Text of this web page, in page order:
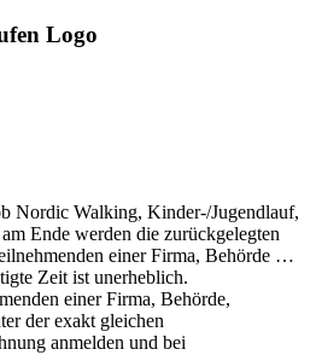
Nordic Walking, Kinder-/Jugendlauf,
Ende werden die zurückgelegten
einer Firma, Behörde …
Zeit ist unerheblich.
einer Firma, Behörde,
der exakt gleichen
anmelden und bei